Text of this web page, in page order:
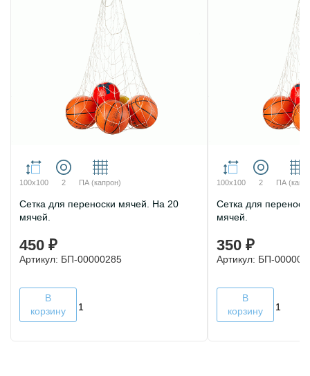
100х100 2 ПА (капрон)
Сетка для переноски мячей. На 20
мячей.
450 ₽
Артикул: БП-00000285
В
корзину
100х100 2 ПА
Сетка для
мячей.
350 ₽
Артикул: БП-
В
корзину